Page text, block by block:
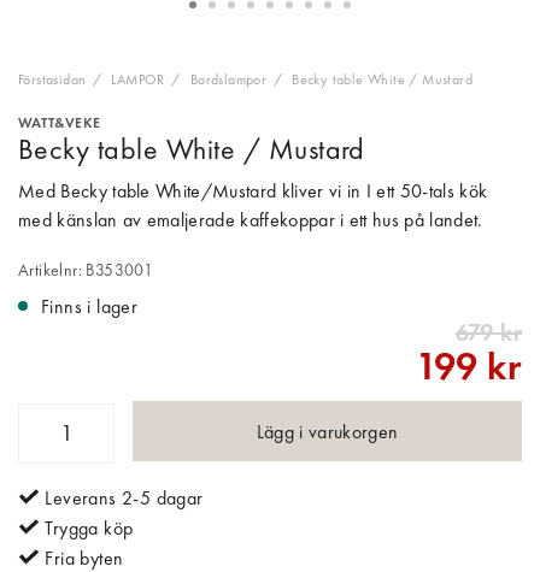
Förstasidan LAMPOR Bordslampor Becky table White / Mustard
WATT&VEKE
Becky table White / Mustard
Med Becky table White/Mustard kliver vi in I ett 50-tals kök
med känslan av emaljerade kaffekoppar i ett hus på landet.
Artikelnr: B353001
Finns i lager
679 kr
199 kr
Lägg i varukorgen
Leverans 2-5 dagar
Trygga köp
Fria byten